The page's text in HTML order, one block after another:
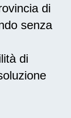
di
senza
di